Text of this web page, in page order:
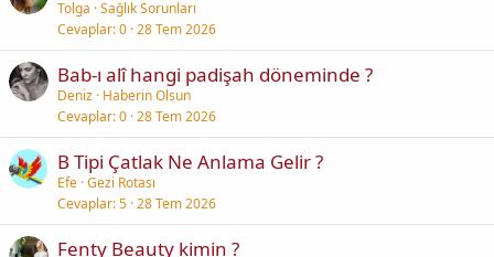
Tolga Sağlık Sorunları
Cevaplar 0 28 Tem 2026
Bab-ı alî hangi padişah döneminde ?
Deniz Haberin Olsun
Cevaplar 0 28 Tem 2026
B Tipi Çatlak Ne Anlama Gelir ?
Efe Gezi Rotası
Cevaplar 5 28 Tem 2026
Fenty Beauty kimin ?